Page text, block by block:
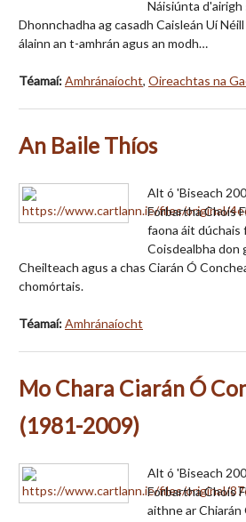
Náisiúnta d'airigh
Dhonnchadha ag casadh Caisleán Uí
álainn an t-amhrán agus an modh…
Téamaí:Amhránaíocht, Oireachtas na
An Baile Thíos
Alt ó 'Biseach
Forbartha Chois
faona áit dúchais
Coisdealbha don
Cheilteach agus a chas Ciarán Ó
chomórtais.
Téamaí:Amhránaíocht
Mo Chara Ciarán Ó
(1981-2009)
Alt ó 'Biseach
Forbartha Chois
aithne ar Chiarán